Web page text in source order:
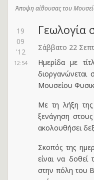
Άποψη αίθουσας του
19
09
'12
12:54
Γεωλογία
Σάββατο 22
Ημερίδα με
διοργανώνεται
Μουσείου
Με τη λήξη της
ξενάγηση
ακολουθήσει
Σκοπός της
είναι να
στην πόλη του